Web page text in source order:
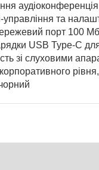
та
порт 100
USB Type-C
зі слуховими